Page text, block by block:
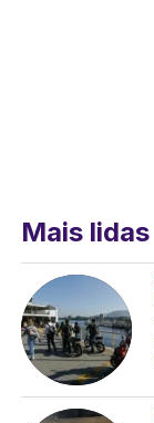
Mais lidas